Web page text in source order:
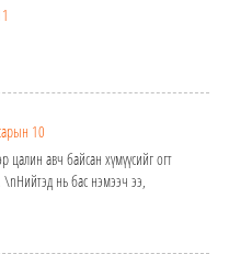
10
цалин авч байсан хүмүүсийг огт
\nНийтэд нь бас нэмээч ээ,